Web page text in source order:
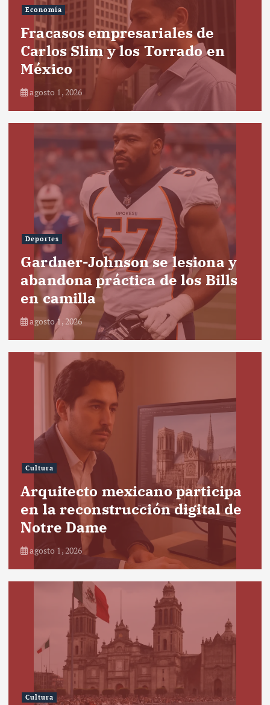
Economía
Fracasos empresariales de
Carlos Slim y los Torrado en
México
agosto 1, 2026
Deportes
Gardner-Johnson se lesiona y
abandona práctica de los Bills
en camilla
agosto 1, 2026
Cultura
Arquitecto mexicano participa
en la reconstrucción digital de
Notre Dame
agosto 1, 2026
Cultura